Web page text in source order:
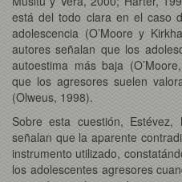
está del todo clara en el caso
adolescencia (O’Moore y
autores señalan que los
autoestima más baja
que los agresores suelen
(Olweus, 1998).
Sobre esta cuestión,
señalan que la aparente
instrumento utilizado,
los adolescentes agresores